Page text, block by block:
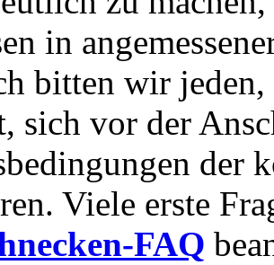
in
bitten wir jeden,
sich vor der
der
Viele erste
FAQ